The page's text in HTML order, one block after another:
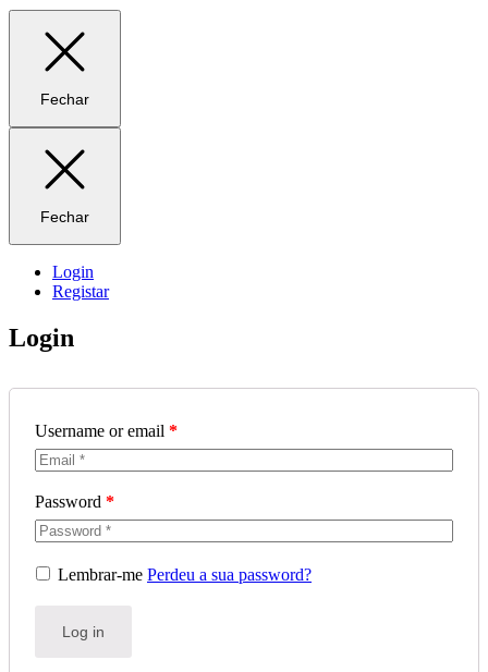
Fechar
Fechar
Login
Registar
Login
Username or email *
Password *
Lembrar-me Perdeu a sua password?
Log in